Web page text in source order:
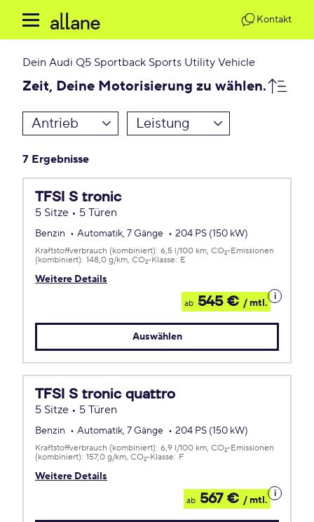
Kontakt
Dein Audi Q5 Sportback Sports Utility Vehicle
Zeit, Deine Motorisierung zu wählen.
Antrieb Leistung
7 Ergebnisse
TFSI S tronic
5 Sitze • 5 Türen
Benzin Automatik, 7 Gänge 204 PS (150 kW)
Weitere Details
Kraftstoffverbrauch (kombiniert): 6,5 l/100 km CO2-Emissionen
(kombiniert): 148,0 g/km CO2-Klasse: E
ab 545 € / mtl.
Details
zum
Auswählen
TFSI S tronic quattro
5 Sitze • 5 Türen
Benzin Automatik, 7 Gänge 204 PS (150 kW)
Weitere Details
Kraftstoffverbrauch (kombiniert): 6,9 l/100 km CO2-Emissionen
(kombiniert): 157,0 g/km CO2-Klasse: F
ab 567 € / mtl.
Details
zum